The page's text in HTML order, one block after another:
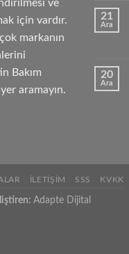
ve
için vardır.
markanın
Bakım
aramayın.
21
Ara
20
Ara
İLETIŞIM SSS KVKK
Adapte Dijital